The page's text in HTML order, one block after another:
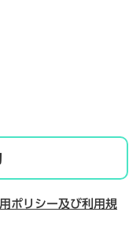
ポリシー及び利用規